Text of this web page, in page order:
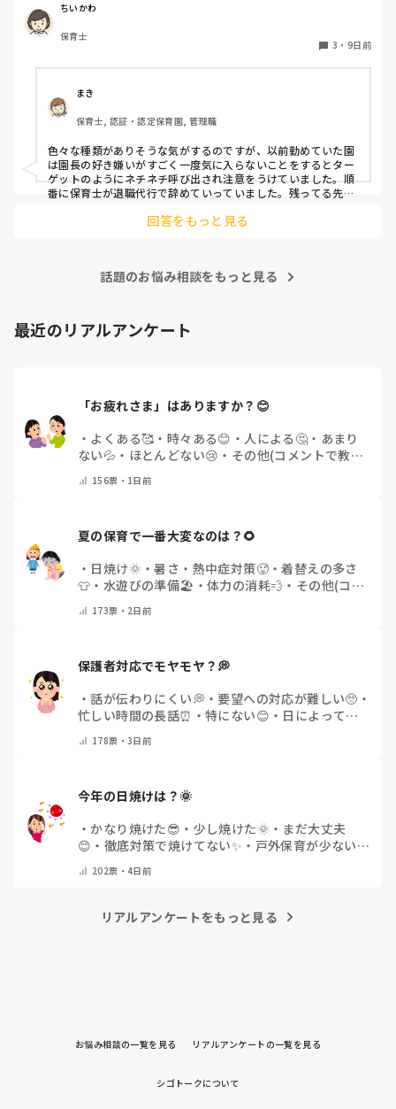
ちいかわ
保育士
3 ・ 9日前
まき
保育士, 認証・認定保育園, 管理職
色々な種類がありそうな気がするのですが、以前勤めていた園
は園長の好き嫌いがすごく一度気に入らないことをするとター
ゲットのようにネチネチ呼び出され注意をうけていました。順
番に保育士が退職代行で辞めていっていました。残ってる先生
由にできずで、やめたいけど子どもたちのことを思うとやめれ
回答をもっと見る
話題のお悩み相談をもっと見る
最近のリアルアンケート
「お疲れさま」はありますか？😊
・ よくある🥰 ・ 時々ある😊 ・ 人による🤔 ・ あまり
ない💦 ・ ほとんどない😢 ・ その他(コメントで教え
156票・ 1日前
夏の保育で一番大変なのは？🌻
・ 日焼け🌞 ・暑さ・熱中症対策🥵・着替えの多さ
👕 ・ 水遊びの準備🏖️ ・ 体力の消耗💨 ・ その他(コメ
173票・ 2日前
保護者対応でモヤモヤ？💭
・話が伝わりにくい💭 ・ 要望への対応が難しい🥺 ・
忙しい時間の長話⏰ ・ 特にない😊 ・ 日によって違
178票・3日前
今年の日焼けは？🌞
・ かなり焼けた😎 ・ 少し焼けた🌞 ・ まだ大丈夫
😊 ・ 徹底対策で焼けてない✨ ・ 戸外保育が少ない
202票・4日前
リアルアンケートをもっと見る
お悩み相談の一覧を見る リアルアンケートの一覧を見る
シゴトークについて